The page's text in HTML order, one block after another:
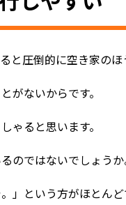
と圧倒的に空き家のほ
がないからです。
ゃると思います。
のではないでしょうか
」という方がほとんど